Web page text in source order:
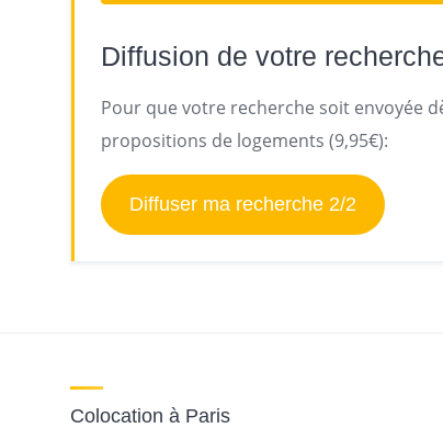
Diffusion de votre
Pour que votre recherche soit envoyée
propositions de logements (9,95€):
Diffuser ma recherche 2/2
Colocation à Paris